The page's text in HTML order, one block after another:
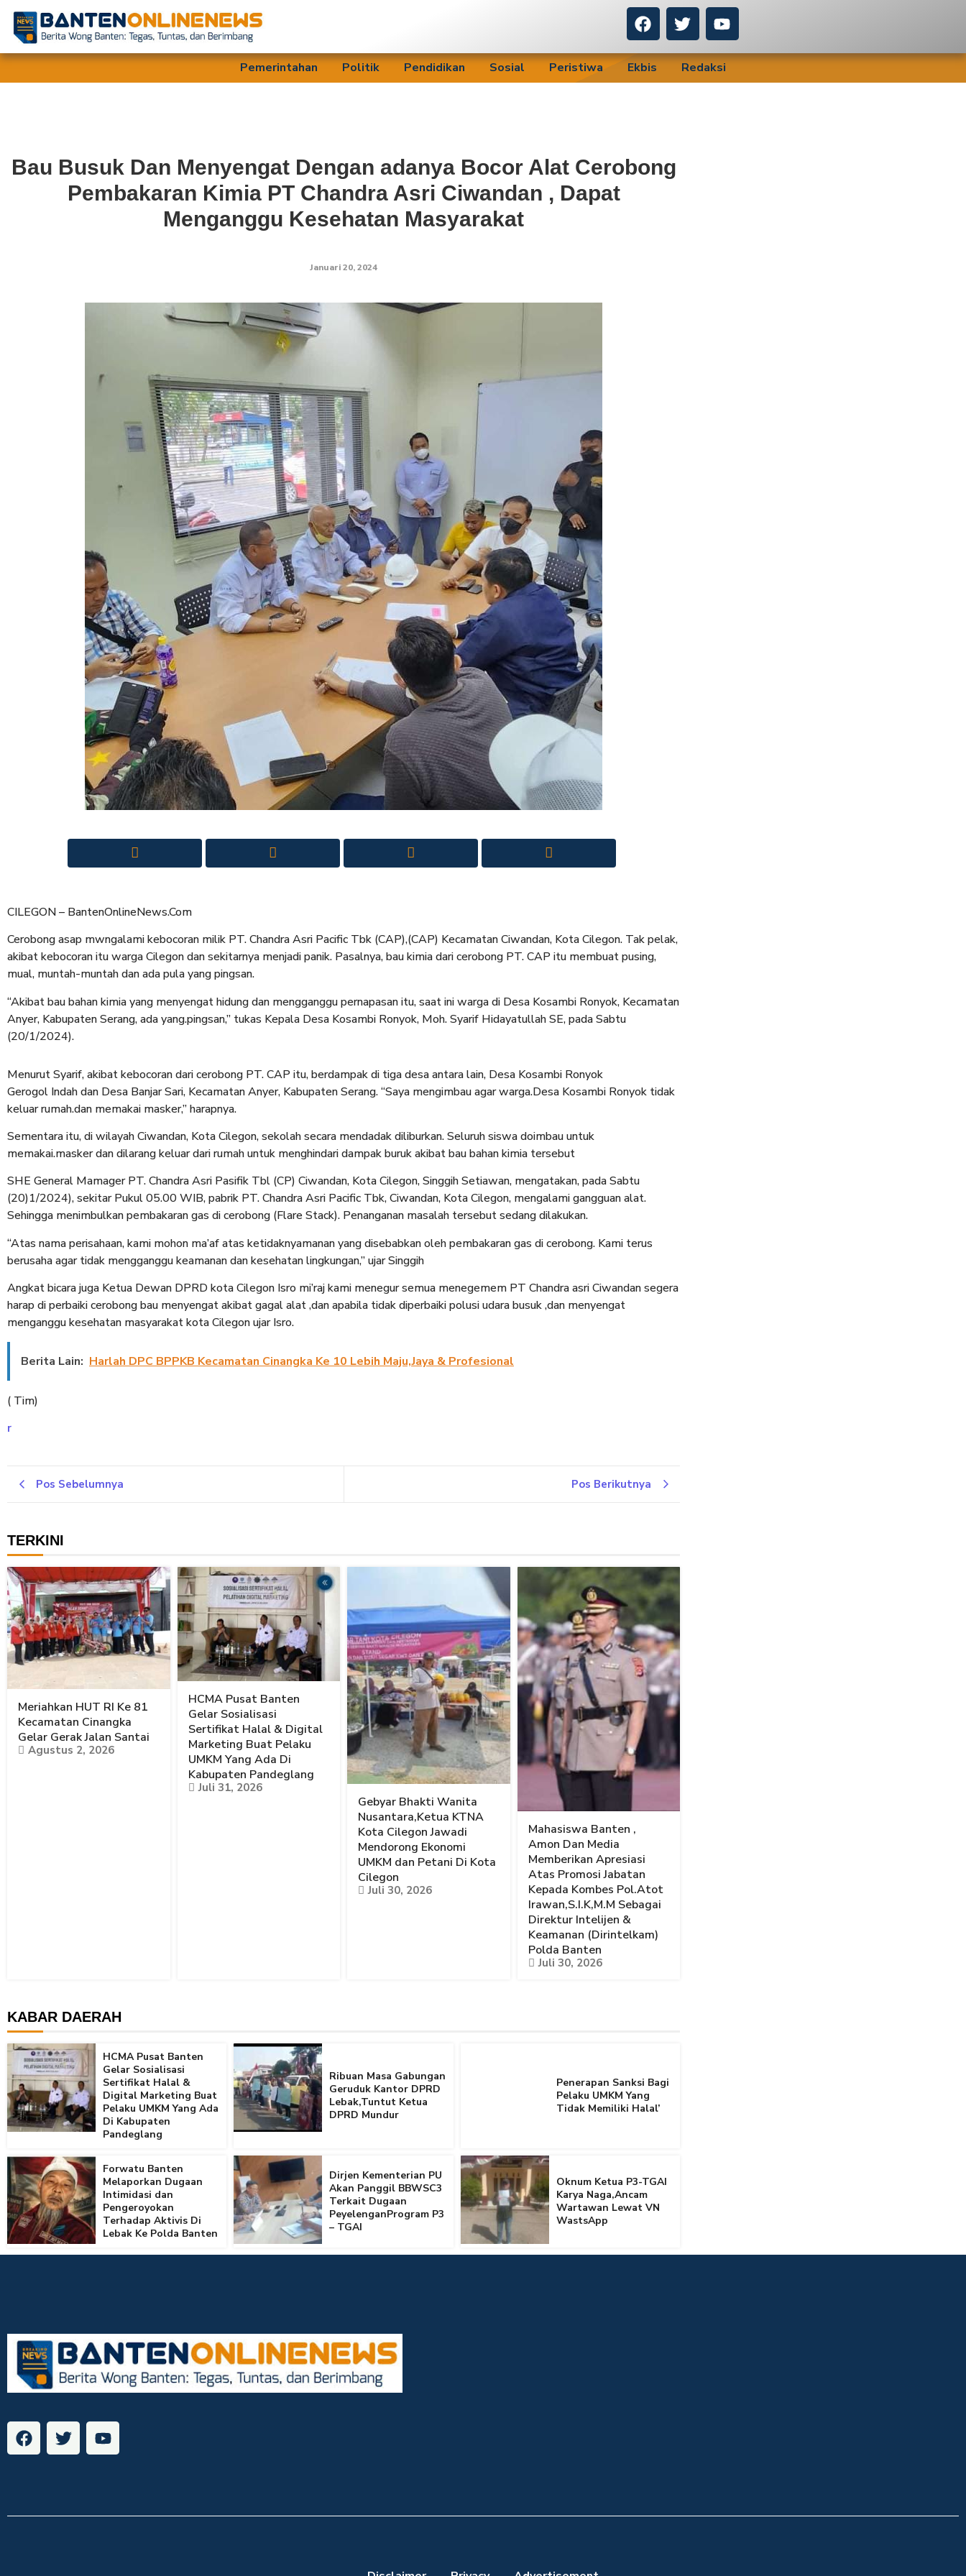
Pemerintahan Politik Pendidikan Sosial Peristiwa Ekbis Redaksi
Bau Busuk Dan Menyengat Dengan adanya Bocor Alat Cerobong
Pembakaran Kimia PT Chandra Asri Ciwandan , Dapat
Menganggu Kesehatan Masyarakat
Januari 20, 2024
CILEGON – BantenOnlineNews.Com
Cerobong asap mwngalami kebocoran milik PT. Chandra Asri Pacific Tbk (CAP),(CAP) Kecamatan Ciwandan, Kota Cilegon. Tak pelak,
akibat kebocoran itu warga Cilegon dan sekitarnya menjadi panik. Pasalnya, bau kimia dari cerobong PT. CAP itu membuat pusing,
mual, muntah-muntah dan ada pula yang pingsan.
“Akibat bau bahan kimia yang menyengat hidung dan mengganggu pernapasan itu, saat ini warga di Desa Kosambi Ronyok, Kecamatan
Anyer, Kabupaten Serang, ada yang.pingsan,” tukas Kepala Desa Kosambi Ronyok, Moh. Syarif Hidayatullah SE, pada Sabtu
(20/1/2024).
Menurut Syarif, akibat kebocoran dari cerobong PT. CAP itu, berdampak di tiga desa antara lain, Desa Kosambi Ronyok
Gerogol Indah dan Desa Banjar Sari, Kecamatan Anyer, Kabupaten Serang. “Saya mengimbau agar warga.Desa Kosambi Ronyok tidak
keluar rumah.dan memakai masker,” harapnya.
Sementara itu, di wilayah Ciwandan, Kota Cilegon, sekolah secara mendadak diliburkan. Seluruh siswa doimbau untuk
memakai.masker dan dilarang keluar dari rumah untuk menghindari dampak buruk akibat bau bahan kimia tersebut
SHE General Mamager PT. Chandra Asri Pasifik Tbl (CP) Ciwandan, Kota Cilegon, Singgih Setiawan, mengatakan, pada Sabtu
(20)1/2024), sekitar Pukul 05.00 WIB, pabrik PT. Chandra Asri Pacific Tbk, Ciwandan, Kota Cilegon, mengalami gangguan alat.
Sehingga menimbulkan pembakaran gas di cerobong (Flare Stack). Penanganan masalah tersebut sedang dilakukan.
“Atas nama perisahaan, kami mohon ma’af atas ketidaknyamanan yang disebabkan oleh pembakaran gas di cerobong. Kami terus
berusaha agar tidak mengganggu keamanan dan kesehatan lingkungan,” ujar Singgih
Angkat bicara juga Ketua Dewan DPRD kota Cilegon Isro mi’raj kami menegur semua menegemem PT Chandra asri Ciwandan segera
harap di perbaiki cerobong bau menyengat akibat gagal alat ,dan apabila tidak diperbaiki polusi udara busuk ,dan menyengat
menganggu kesehatan masyarakat kota Cilegon ujar Isro.
Berita Lain: Harlah DPC BPPKB Kecamatan Cinangka Ke 10 Lebih Maju,Jaya & Profesional
( Tim)
r
Pos Sebelumnya Pos Berikutnya
TERKINI
Meriahkan HUT RI Ke 81
Kecamatan Cinangka
Gelar Gerak Jalan Santai
Agustus 2, 2026
HCMA Pusat Banten
Gelar Sosialisasi
Sertifikat Halal & Digital
Marketing Buat Pelaku
UMKM Yang Ada Di
Kabupaten Pandeglang
Juli 31, 2026
Gebyar Bhakti Wanita
Nusantara,Ketua KTNA
Kota Cilegon Jawadi
Mendorong Ekonomi
UMKM dan Petani Di Kota
Cilegon
Juli 30, 2026
Mahasiswa Banten ,
Amon Dan Media
Memberikan Apresiasi
Atas Promosi Jabatan
Kepada Kombes Pol.Atot
Irawan,S.I.K,M.M Sebagai
Direktur Intelijen &
Keamanan (Dirintelkam)
Polda Banten
Juli 30, 2026
KABAR DAERAH
HCMA Pusat Banten
Gelar Sosialisasi
Sertifikat Halal &
Digital Marketing Buat
Pelaku UMKM Yang Ada
Di Kabupaten
Pandeglang
Ribuan Masa Gabungan
Geruduk Kantor DPRD
Lebak,Tuntut Ketua
DPRD Mundur
Penerapan Sanksi Bagi
Pelaku UMKM Yang
Tidak Memiliki Halal’
Forwatu Banten
Melaporkan Dugaan
Intimidasi dan
Pengeroyokan
Terhadap Aktivis Di
Lebak Ke Polda Banten
Dirjen Kementerian PU
Akan Panggil BBWSC3
Terkait Dugaan
PeyelenganProgram P3
– TGAI
Oknum Ketua P3-TGAI
Karya Naga,Ancam
Wartawan Lewat VN
WastsApp